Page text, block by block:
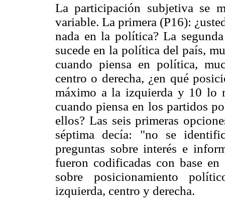
La participación subjetiva se
variable. La primera (P16):
nada en la política? La
sucede en la política del país,
cuando piensa en política,
centro o derecha, ¿en qué
máximo a la izquierda y 10 lo
cuando piensa en los partidos
ellos? Las seis primeras
séptima decía: "no se
preguntas sobre interés e
fueron codificadas con base
sobre posicionamiento
izquierda, centro y derecha.